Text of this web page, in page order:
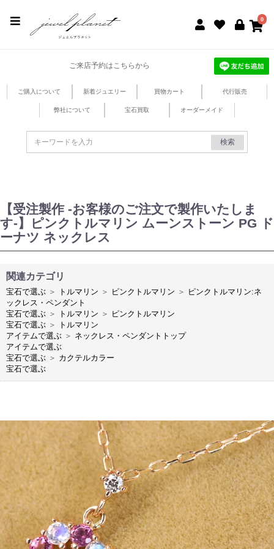
0
ご来店予約はこちらから
ご購入について 新着ジュエリー 買物カート 代行販売
弊社について 宝石買取 オーダーメイド
検索
【受注製作 -お客様のご注文で製作いたしま
す-】ピンクトルマリン ムーンストーン PG ド
ーナツ ネックレス
関連カテゴリ
宝石で選ぶ ＞ トルマリン ＞ ピンクトルマリン ＞ ピンクトルマリン:ネ
ックレス・ペンダント
宝石で選ぶ ＞ トルマリン ＞ ピンクトルマリン
宝石で選ぶ ＞
トルマリン
アイテムで選ぶ ＞ ネックレス・ペンダントトップ
アイテムで選ぶ
宝石で選ぶ ＞ カクテルカラー
宝石で選ぶ